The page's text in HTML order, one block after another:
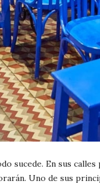
sucede. En sus
Uno de sus